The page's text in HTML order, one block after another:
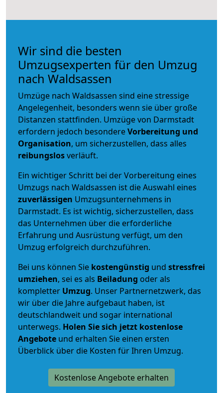
Wir sind die besten
Umzugsexperten für den Umzug
nach Waldsassen
Umzüge nach Waldsassen sind eine stressige
Angelegenheit, besonders wenn sie über große
Distanzen stattfinden. Umzüge von Darmstadt
erfordern jedoch besondereVorbereitung und
Organisation, um sicherzustellen, dass alles
reibungslosverläuft.
Ein wichtiger Schritt bei der Vorbereitung eines
Umzugs nach Waldsassen ist die Auswahl eines
zuverlässigen Umzugsunternehmens in
Darmstadt. Es ist wichtig, sicherzustellen, dass
das Unternehmen über die erforderliche
Erfahrung und Ausrüstung verfügt, um den
Umzug erfolgreich durchzuführen.
Bei uns können Sie kostengünstig und stressfrei
umziehen, sei es als Beiladung oder als
kompletter Umzug. Unser Partnernetzwerk, das
wir über die Jahre aufgebaut haben, ist
deutschlandweit und sogar international
unterwegs. Holen Sie sich jetzt kostenlose
Angebote und erhalten Sie einen ersten
Überblick über die Kosten für Ihren Umzug.
Kostenlose Angebote erhalten